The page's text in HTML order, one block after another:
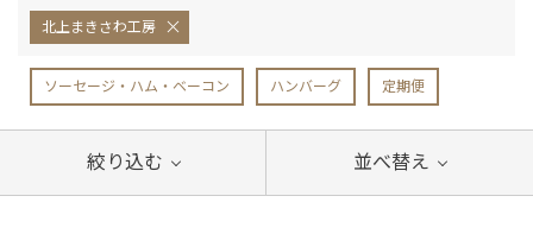
北上まきさわ工房
ソーセージ・ハム・ベーコン ハンバーグ 定期便
絞り込む 並べ替え